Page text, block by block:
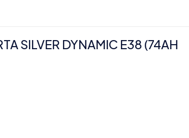
SILVER DYNAMIC E38 (74AH